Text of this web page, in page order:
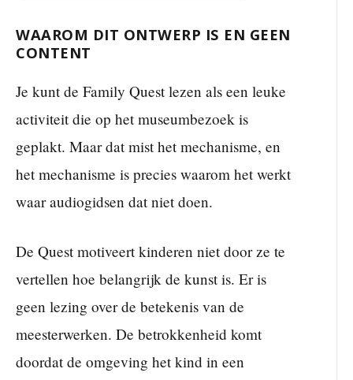
WAAROM DIT ONTWERP IS EN GEEN
CONTENT
Je kunt de Family Quest lezen als een leuke
activiteit die op het museumbezoek is
geplakt. Maar dat mist het mechanisme, en
het mechanisme is precies waarom het werkt
waar audiogidsen dat niet doen.
De Quest motiveert kinderen niet door ze te
vertellen hoe belangrijk de kunst is. Er is
geen lezing over de betekenis van de
meesterwerken. De betrokkenheid komt
doordat de omgeving het kind in een